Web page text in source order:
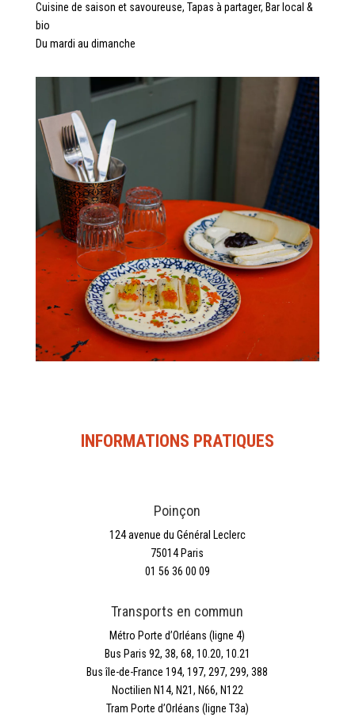
Cuisine de saison et savoureuse, Tapas à partager, Bar local &
bio
Du mardi au dimanche
INFORMATIONS PRATIQUES
Poinçon
124 avenue du Général Leclerc
75014 Paris
01 56 36 00 09
Transports en commun
Métro Porte d’Orléans (ligne 4)
Bus Paris 92, 38, 68, 10.20, 10.21
Bus île-de-France 194, 197, 297, 299, 388
Noctilien N14, N21, N66, N122
Tram Porte d’Orléans (ligne T3a)